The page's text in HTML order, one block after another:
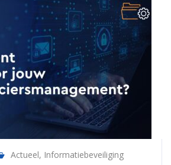
Actueel, Informatiebeveiliging